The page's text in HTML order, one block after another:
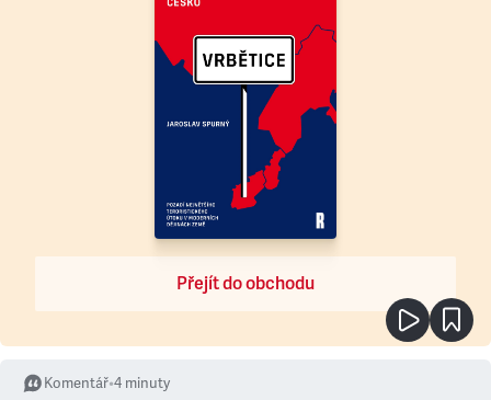
Přejít do obchodu
Komentář•4 minuty